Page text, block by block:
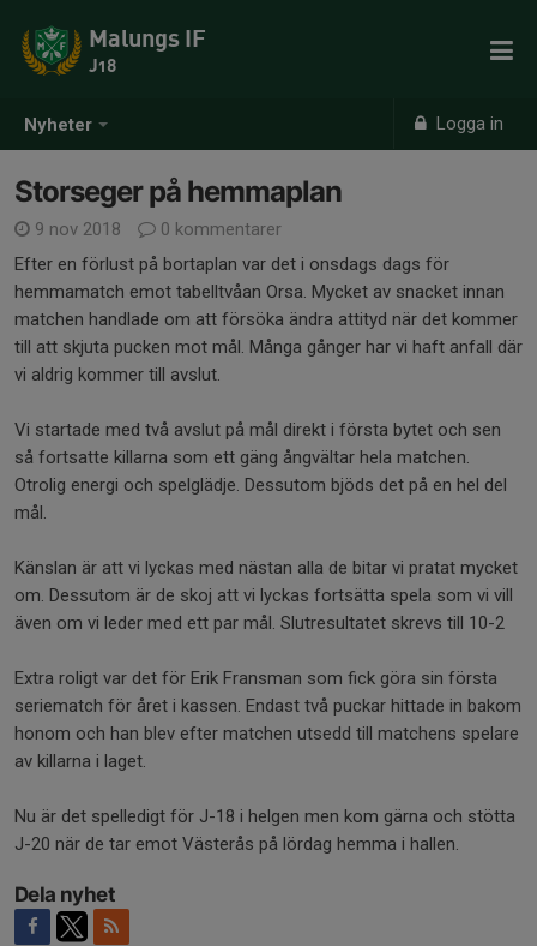
Nyheter Logga in
Malungs IF
J18
Storseger på hemmaplan
9 nov 2018
0 kommentarer
Efter en förlust på bortaplan var det i onsdags dags för
hemmamatch emot tabelltvåan Orsa. Mycket av snacket innan
matchen handlade om att försöka ändra attityd när det kommer
till att skjuta pucken mot mål. Många gånger har vi haft anfall där
vi aldrig kommer till avslut.
Vi startade med två avslut på mål direkt i första bytet och sen
så fortsatte killarna som ett gäng ångvältar hela matchen.
Otrolig energi och spelglädje. Dessutom bjöds det på en hel del
mål.
Känslan är att vi lyckas med nästan alla de bitar vi pratat mycket
om. Dessutom är de skoj att vi lyckas fortsätta spela som vi vill
även om vi leder med ett par mål. Slutresultatet skrevs till 10-2
Extra roligt var det för Erik Fransman som fick göra sin första
seriematch för året i kassen. Endast två puckar hittade in bakom
honom och han blev efter matchen utsedd till matchens spelare
av killarna i laget.
Nu är det spelledigt för J-18 i helgen men kom gärna och stötta
J-20 när de tar emot Västerås på lördag hemma i hallen.
Dela nyhet